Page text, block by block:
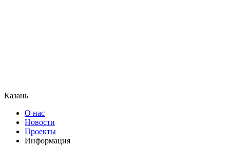
Казань
О нас
Новости
Проекты
Информация